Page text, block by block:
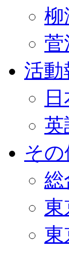
柳
菅
活動
英
その
総
東
東